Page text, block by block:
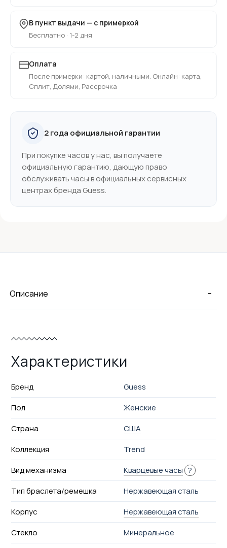
В пункт выдачи — с примеркой
Бесплатно · 1-2 дня
Оплата
После примерки: картой, наличными. Онлайн: карта,
Сплит, Долями, Рассрочка
2 года официальной гарантии
При покупке часов у нас, вы получаете
официальную гарантию, дающую право
обслуживать часы в официальных сервисных
центрах бренда Guess.
-
Описание
Характеристики
Бренд
Guess
Пол
Женские
Страна
США
Коллекция
Trend
Вид механизма
Кварцевые часы ?
Тип браслета/ремешка
Нержавеющая сталь
Корпус
Нержавеющая сталь
Стекло
Минеральное